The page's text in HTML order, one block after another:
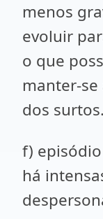
menos
evoluir
o que
manter-
dos surtos.
f)
há